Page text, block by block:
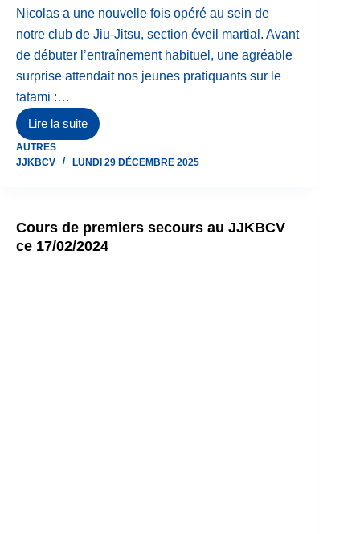
Nicolas a une nouvelle fois opéré au sein de
notre club de Jiu-Jitsu, section éveil martial. Avant
de débuter l’entraînement habituel, une agréable
surprise attendait nos jeunes pratiquants sur le
tatami :…
Lire la suite
Saint-
récompense
de
la
AUTRES
JJKBCV
LUNDI 29 DÉCEMBRE 2025
Cours de premiers secours au JJKBCV
ce 17/02/2024